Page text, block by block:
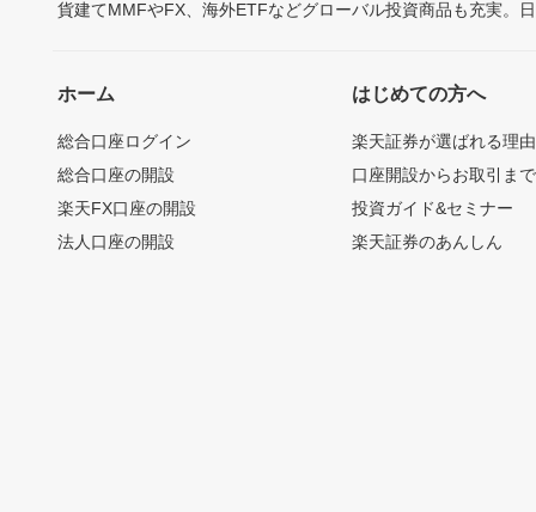
貨建てMMFやFX、海外ETFなどグローバル投資商品も充実。
ホーム
総合口座ログイン
総合口座の開設
楽天FX口座の開設
法人口座の開設
はじめての方へ
楽天証券が選ばれる理由
口座開設からお取引ま
投資ガイド&セミナー
楽天証券のあんしん